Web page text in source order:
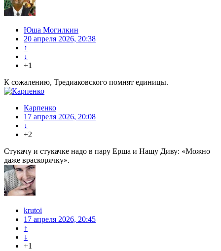
Юша Могилкин
20 апреля 2026, 20:38
↑
↓
+1
К сожалению, Тредиаковского помнят единицы.
Карпенко
17 апреля 2026, 20:08
↓
+2
Стукачу и стукачке надо в пару Ерша и Нашу Диву: «Можно
даже враскорячку».
krutoi
17 апреля 2026, 20:45
↑
↓
+1